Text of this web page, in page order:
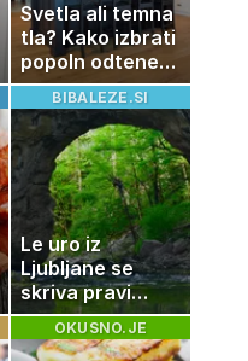
Svetla ali temna
tla? Kako izbrati
popoln odtenek
za vaš dom
BIBALEZE.SI
Le uro iz
Ljubljane se
skriva pravi
naravni čudež:
izlet, ki bo
OKUSNO.JE